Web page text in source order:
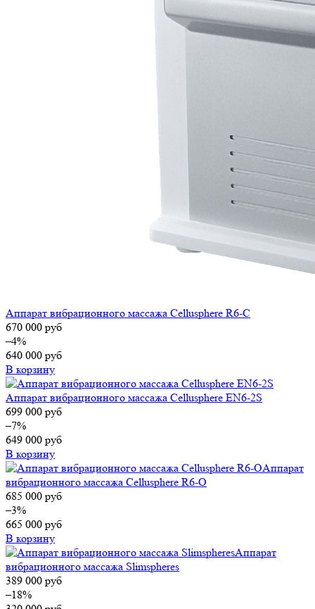
Аппарат вибрационного массажа Cellusphere R6-C
670 000 руб
–4%
640 000 руб
В корзину
Аппарат вибрационного массажа Cellusphere EN6-2S
699 000 руб
–7%
649 000 руб
В корзину
Аппарат
вибрационного массажа Cellusphere R6-O
685 000 руб
–3%
665 000 руб
В корзину
Аппарат
вибрационного массажа Slimspheres
389 000 руб
–18%